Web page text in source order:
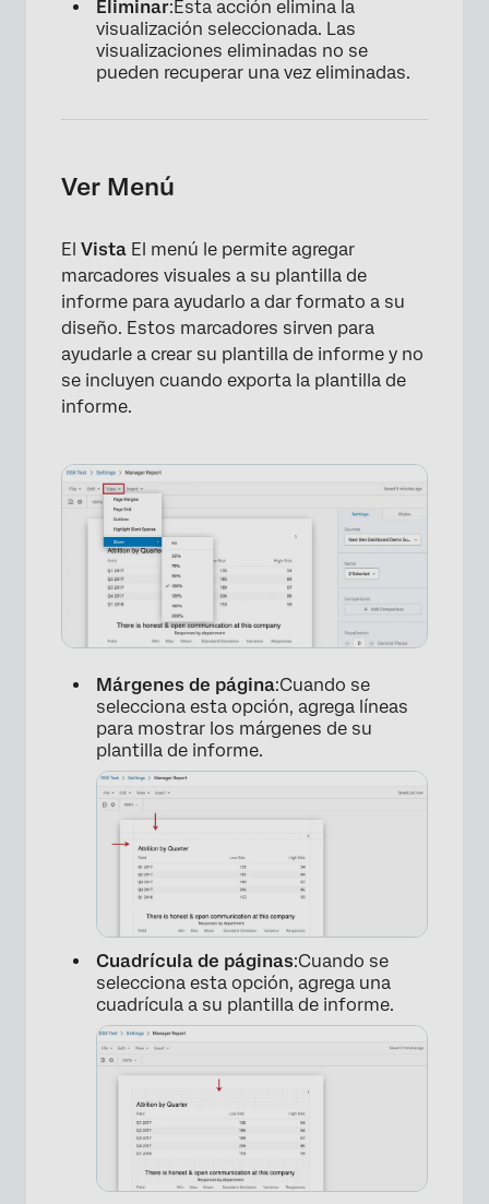
×
Eliminar:Esta acción elimina la
visualización seleccionada. Las
visualizaciones eliminadas no se
pueden recuperar una vez eliminadas.
Ver Menú
El Vista El menú le permite agregar
marcadores visuales a su plantilla de
informe para ayudarlo a dar formato a su
diseño. Estos marcadores sirven para
ayudarle a crear su plantilla de informe y no
se incluyen cuando exporta la plantilla de
informe.
Márgenes de página:Cuando se
selecciona esta opción, agrega líneas
para mostrar los márgenes de su
plantilla de informe.
Cuadrícula de páginas:Cuando se
selecciona esta opción, agrega una
cuadrícula a su plantilla de informe.